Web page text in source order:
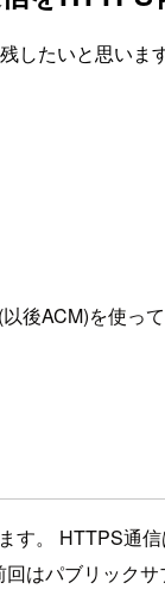
たいと思います
後ACM)を使っ
す。 HTTPS通
はパブリック